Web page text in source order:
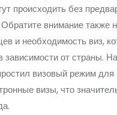
происходить без
внимание также
и необходимость виз,
зависимости от страны.
визовый режим для
визы, что